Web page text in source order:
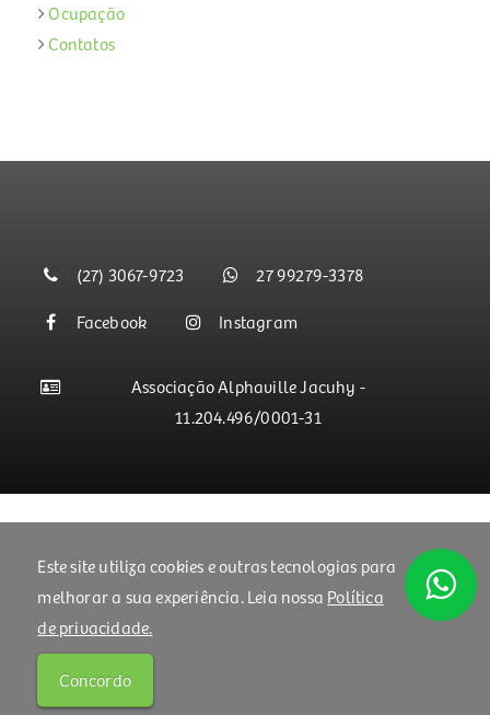
Ocupação
Contatos
(27) 3067-9723 27 99279-3378
Facebook Instagram
Associação Alphaville Jacuhy -
11.204.496/0001-31
© Copyright 2004 - 2026 | Desenvolvido por
Este site utiliza cookies e outras tecnologias para
melhorar a sua experiência. Leia nossa Política
de privacidade.
Concordo